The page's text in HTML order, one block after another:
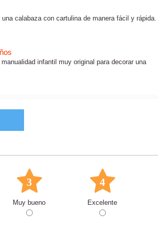
calabaza con cartulina de manera fácil y rápida.
infantil muy original para decorar una
3
Muy bueno
4
Excelente